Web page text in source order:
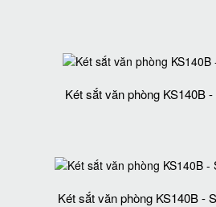
Két sắt văn phòng KS140B
Két sắt văn phòng KS140B -